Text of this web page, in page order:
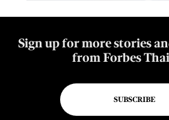
Sign up for more stories
from Forbes
SUBSCRIBE